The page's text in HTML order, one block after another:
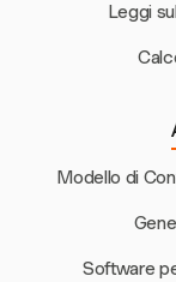
Leggi
Modello di
Software